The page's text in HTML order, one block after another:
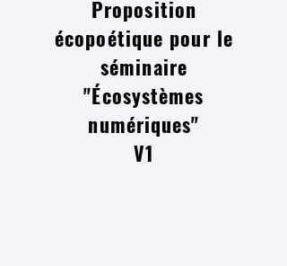
Proposition
écopoétique pour le
séminaire
"Écosystèmes
numériques"
V1